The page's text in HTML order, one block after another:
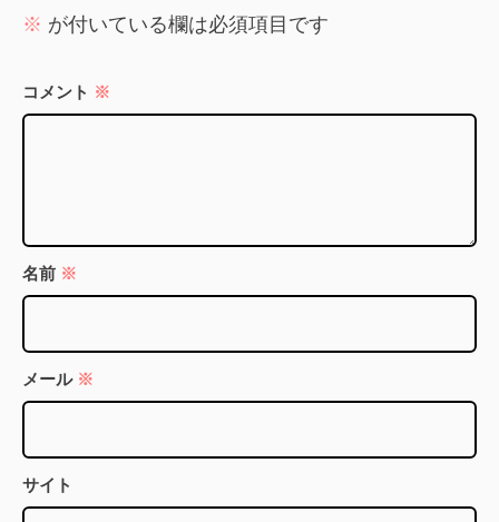
※ が付いている欄は必須項目です
コメント ※
名前 ※
メール ※
サイト